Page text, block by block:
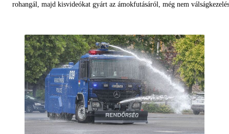
rohangál, majd kisvideókat gyárt az ámokfutásáról, még nem